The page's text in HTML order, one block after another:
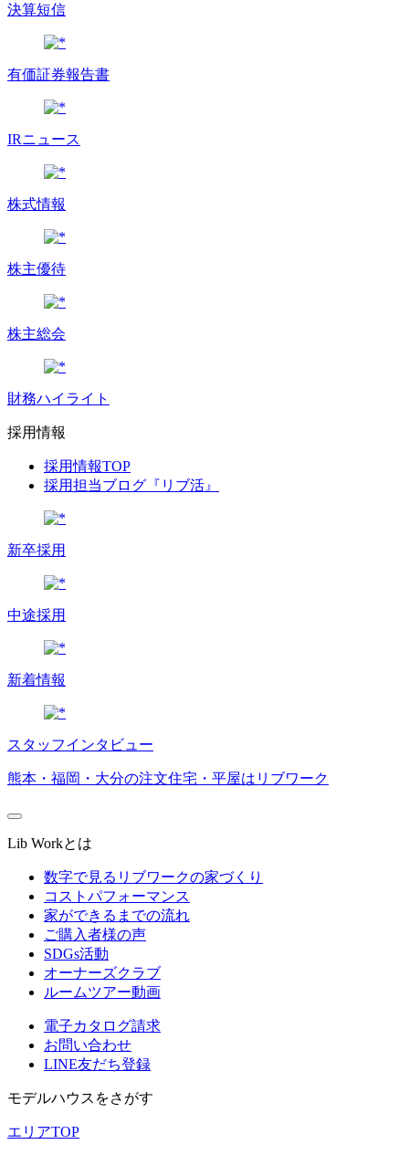
決算短信
有価証券報告書
IRニュース
株式情報
株主優待
株主総会
財務ハイライト
採用情報
採用情報TOP
採用担当ブログ『リブ活』
新卒採用
中途採用
新着情報
スタッフインタビュー
熊本・福岡・大分の注文住宅・平屋はリブワーク
Lib Workとは
数字で見るリブワークの家づくり
コストパフォーマンス
家ができるまでの流れ
ご購入者様の声
SDGs活動
オーナーズクラブ
ルームツアー動画
電子カタログ請求
お問い合わせ
LINE友だち登録
モデルハウスをさがす
エリアTOP